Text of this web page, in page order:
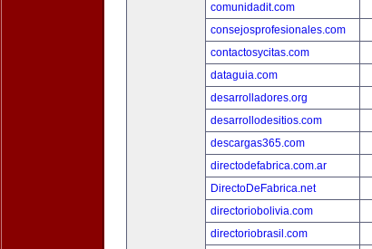
comunidadit.com
consejosprofesionales.com
contactosycitas.com
dataguia.com
desarrolladores.org
desarrollodesitios.com
descargas365.com
directodefabrica.com.ar
DirectoDeFabrica.net
directoriobolivia.com
directoriobrasil.com